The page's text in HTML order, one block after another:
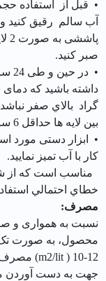
• قبل از استفاده
آب سالم رقیق کنید
صبر کنید.
•
گراد بالاي صفر
بین لایه ها حداقل 6 ساعت صبر کنید.
• ابزار دستی مورد
کار با آب تمیز نماييد.
مناسب است كه از
خطاي احتمالي
مصرف:
نسبت به همواری و
محصول، به صورت تک
10-12 ( m2/lit) مصرف می شود.
جهت به دست آوردن